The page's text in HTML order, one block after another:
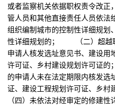
或者监察机关依据职权责令改正
管人员和其他直接责任人员依
组织编制城市的控制性详细规划
性详细规划的； （二）超越
申请人核发选址意见书、建设用
许可证、乡村建设规划许可证
的申请人未在法定期限内核发选
证、建设工程规划许可证、乡
（四）未依法对经审定的修建